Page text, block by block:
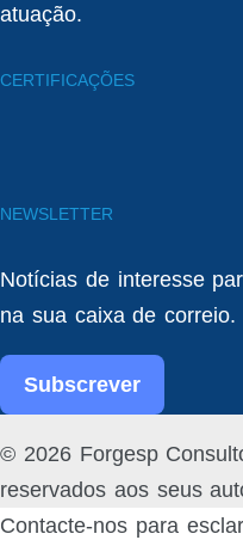
atuação.
CERTIFICAÇÕES
NEWSLETTER
Notícias de interesse
na sua caixa de
Subscrever
Facebook
Linked
In
© 2026 Forgesp
reservados aos seus
Contacte-nos para